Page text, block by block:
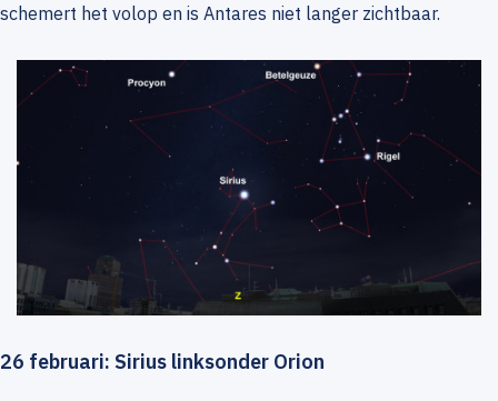
schemert het volop en is Antares niet langer zichtbaar.
26 februari: Sirius linksonder Orion